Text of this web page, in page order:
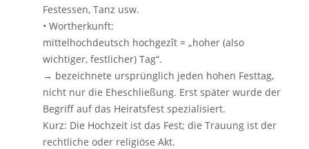
Festessen, Tanz usw.
• Wortherkunft:
mittelhochdeutsch hochgezît = „hoher (also
wichtiger, festlicher) Tag“.
→ bezeichnete ursprünglich jeden hohen Festtag,
nicht nur die Eheschließung. Erst später wurde der
Begriff auf das Heiratsfest spezialisiert.
Kurz: Die Hochzeit ist das Fest; die Trauung ist der
rechtliche oder religiöse Akt.